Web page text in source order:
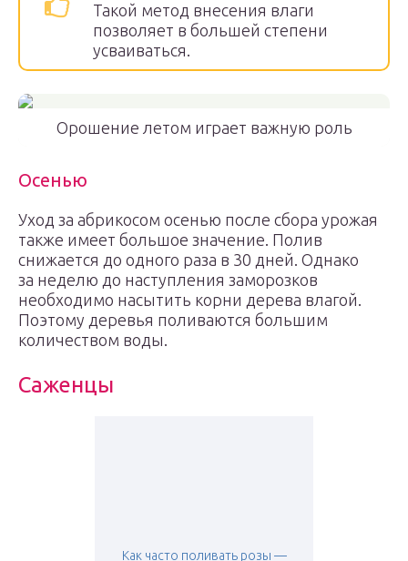
Такой метод внесения влаги
позволяет в большей степени
усваиваться.
Орошение летом играет важную роль
Осенью
Уход за абрикосом осенью после сбора урожая
также имеет большое значение. Полив
снижается до одного раза в 30 дней. Однако
за неделю до наступления заморозков
необходимо насытить корни дерева влагой.
Поэтому деревья поливаются большим
количеством воды.
Саженцы
Как часто поливать розы —